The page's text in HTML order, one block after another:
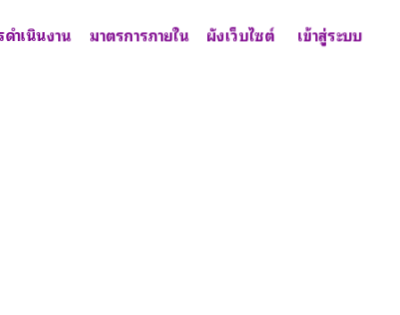
ดำเนินงาน มาตรการภายใน ผังเว็บไซต์ เข้าสู่ระบบ